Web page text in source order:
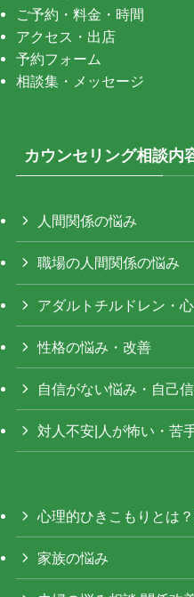
ご予約・料金・時間
アクセス・出店
予約フォーム
相談集・メッセージ
カウンセリング相談内
人間関係の悩み
職場の人間関係の悩み
アダルトチルドレン・
性格の悩み・改善
自信がない悩み・自己
対人不安|人が怖い・苦
心理的ひきこもりとは
家族の悩み